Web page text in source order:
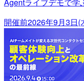
Agentライブデモで学
開催前2026年9月3日(